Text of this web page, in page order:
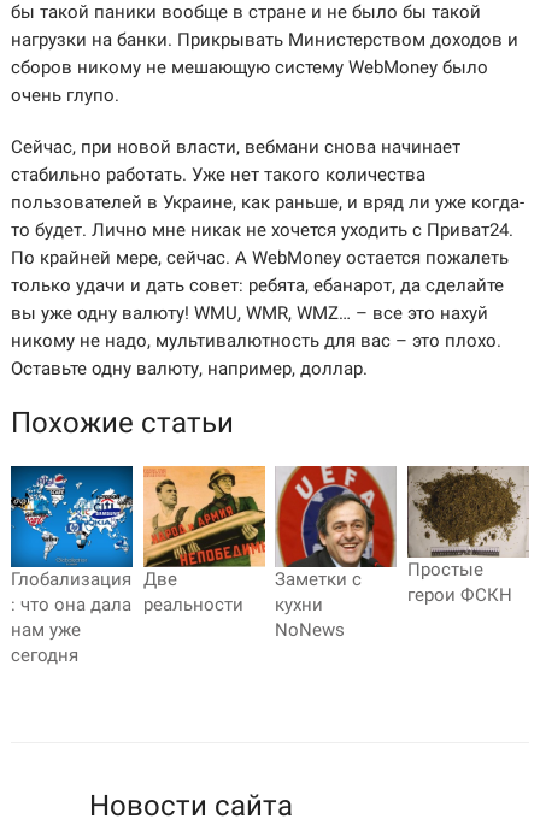
бы такой паники вообще в стране и не было бы такой
нагрузки на банки. Прикрывать Министерством доходов и
сборов никому не мешающую систему WebMoney было
очень глупо.
Сейчас, при новой власти, вебмани снова начинает
стабильно работать. Уже нет такого количества
пользователей в Украине, как раньше, и вряд ли уже когда-
то будет. Лично мне никак не хочется уходить с Приват24.
По крайней мере, сейчас. А WebMoney остается пожалеть
только удачи и дать совет: ребята, ебанарот, да сделайте
вы уже одну валюту! WMU, WMR, WMZ… – все это нахуй
никому не надо, мультивалютность для вас – это плохо.
Оставьте одну валюту, например, доллар.
Похожие статьи
Глобализация
: что она дала
нам уже
сегодня
Две
реальности
Заметки с
кухни
NoNews
Простые
герои ФСКН
Новости сайта